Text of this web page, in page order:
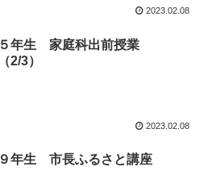
2023.02.08
５年生 家庭科出前授業
（2/3）
2023.02.08
９年生 市長ふるさと講座